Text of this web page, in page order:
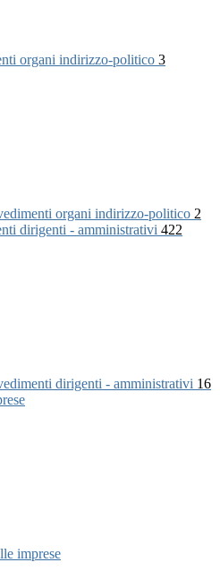
organi indirizzo-politico 3
organi indirizzo-politico 2
dirigenti - amministrativi 422
dirigenti - amministrativi 16
imprese